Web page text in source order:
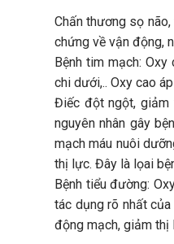
Chấn thương sọ
chứng về vận động,
Bệnh tim mạch:
chi dưới,.. Oxy cao
Điếc đột ngột, giảm
nguyên nhân gây
mạch máu nuôi
thị lực. Đây là lọai
Bệnh tiểu đường:
tác dụng rõ nhất
động mạch, giảm thị